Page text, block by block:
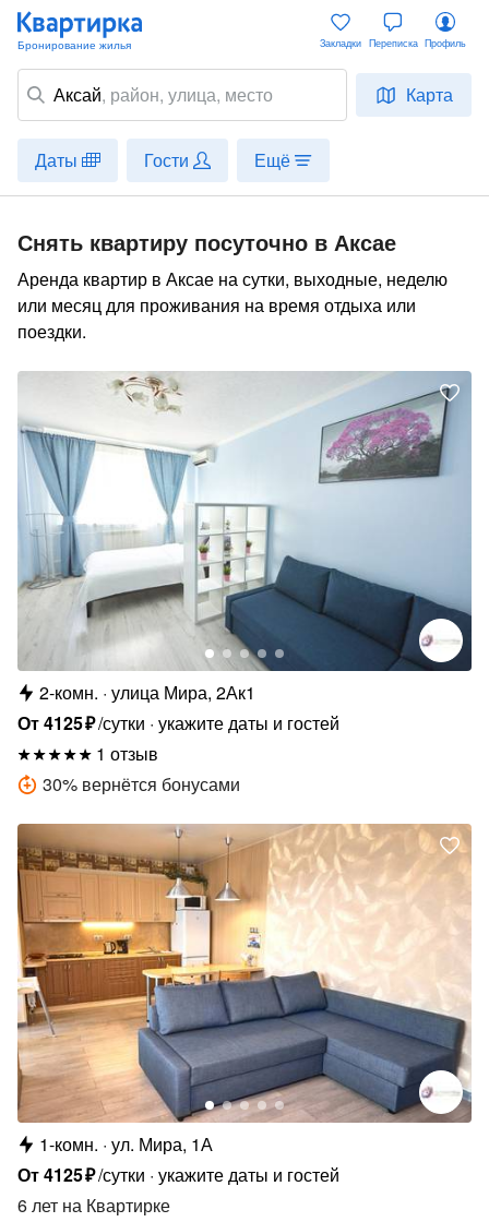
Аксай, район, улица, место Карта
Закладки Переписка Профиль
Даты Гости Ещё
Снять квартиру посуточно в Аксае
Аренда квартир в Аксае на сутки, выходные, неделю
или месяц для проживания на время отдыха или
поездки.
2-комн. улица Мира, 2Ак1
От4125₽/сутки укажите даты и гостей
1 отзыв
30% вернётся бонусами
1-комн. ул. Мира, 1А
От4125₽/сутки укажите даты и гостей
6 лет на Квартирке